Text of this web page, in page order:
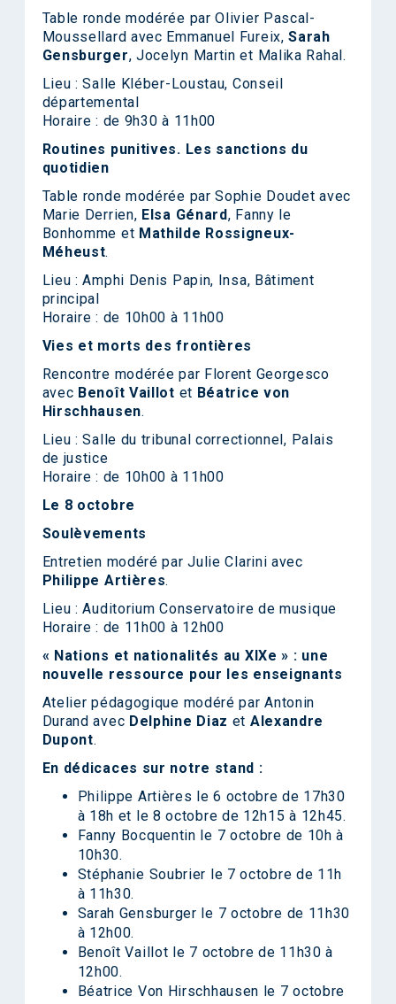
Table ronde modérée par Olivier Pascal-
Moussellard avec Emmanuel Fureix,Sarah
Gensburger, Jocelyn Martin et Malika Rahal.
Lieu : Salle Kléber-Loustau, Conseil
départemental
Horaire : de 9h30 à 11h00
Routines punitives. Les sanctions du
quotidien
Table ronde modérée par Sophie Doudet avec
Marie Derrien, Elsa Génard, Fanny le
Bonhomme et Mathilde Rossigneux-
Méheust.
Lieu : Amphi Denis Papin, Insa, Bâtiment
principal
Horaire : de 10h00 à 11h00
Vies et morts des frontières
Rencontre modérée par Florent Georgesco
avec Benoît Vaillot et Béatrice von
Hirschhausen.
Lieu : Salle du tribunal correctionnel, Palais
de justice
Horaire : de 10h00 à 11h00
Le 8 octobre
Soulèvements
Entretien modéré par Julie Clarini avec
Philippe Artières.
Lieu : Auditorium Conservatoire de musique
Horaire : de 11h00 à 12h00
« Nations et nationalités au XIXe » : une
nouvelle ressource pour les enseignants
Atelier pédagogique modéré par Antonin
Durand avec Delphine Diaz et Alexandre
Dupont.
En dédicaces sur notre stand :
Philippe Artières le 6 octobre de 17h30
à 18h et le 8 octobre de 12h15 à 12h45.
Fanny Bocquentin le 7 octobre de 10h à
10h30.
Stéphanie Soubrier le 7 octobre de 11h
à 11h30.
Sarah Gensburger le 7 octobre de 11h30
à 12h00.
Benoît Vaillot le 7 octobre de 11h30 à
12h00.
Béatrice Von Hirschhausen le 7 octobre